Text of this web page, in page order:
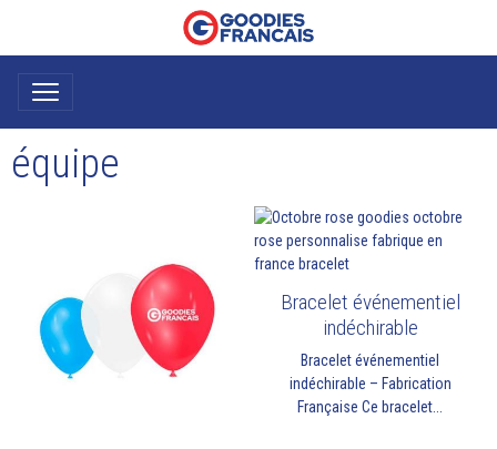
équipe
Bracelet événementiel
indéchirable
Bracelet événementiel
indéchirable – Fabrication
Française Ce bracelet...